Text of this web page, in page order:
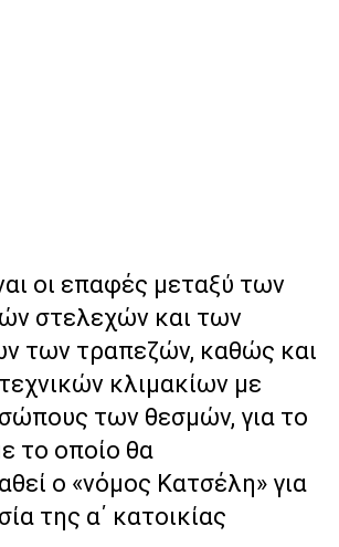
οι επαφές μεταξύ των
στελεχών και των
των τραπεζών, καθώς και
κλιμακίων με
των θεσμών, για το
το οποίο θα
ο «νόμος Κατσέλη» για
της α΄ κατοικίας